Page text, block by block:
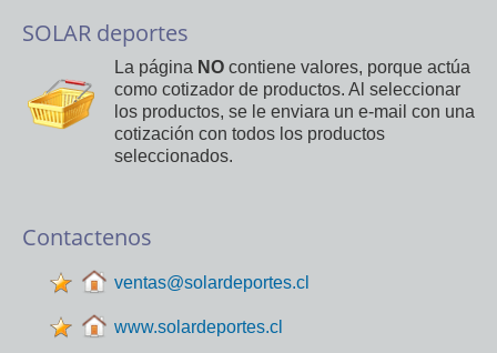
SOLAR deportes
La página NO contiene valores, porque actúa
como cotizador de productos. Al seleccionar
los productos, se le enviara un e-mail con una
cotización con todos los productos
seleccionados.
Contactenos
ventas@solardeportes.cl
www.solardeportes.cl